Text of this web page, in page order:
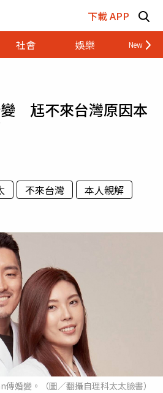
下載 APP
社會 娛樂 財經
尪不來台灣原因本
不來台灣
本人親解
婚變。（圖／翻攝自理科太太臉書）